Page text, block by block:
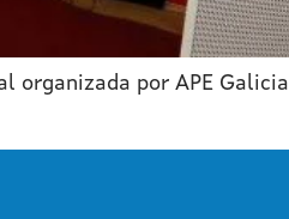
organizada por APE Galicia